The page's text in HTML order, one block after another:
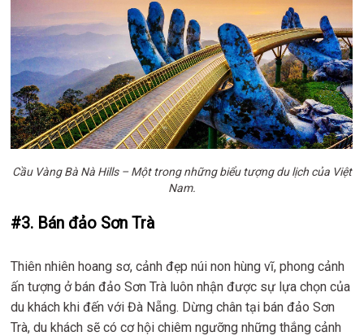
Cầu Vàng Bà Nà Hills – Một trong những biểu tượng du lịch của Việt
Nam.
#3. Bán đảo Sơn Trà
Thiên nhiên hoang sơ, cảnh đẹp núi non hùng vĩ, phong cảnh
ấn tượng ở bán đảo Sơn Trà luôn nhận được sự lựa chọn của
du khách khi đến với Đà Nẵng. Dừng chân tại bán đảo Sơn
Trà, du khách sẽ có cơ hội chiêm ngưỡng những thắng cảnh